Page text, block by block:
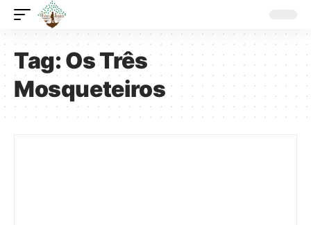
Tag:Os Três
Mosqueteiros